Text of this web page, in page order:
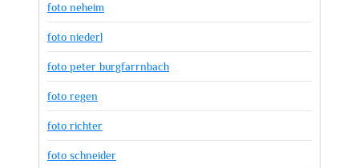
foto neheim
foto niederl
foto peter burgfarrnbach
foto regen
foto richter
foto schneider